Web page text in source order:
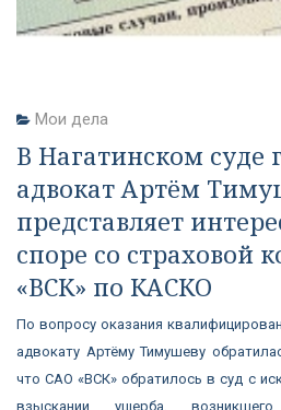
Мои дела
В Нагатинском суде
адвокат Артём
представляет
споре со страховой
«ВСК» по КАСКО
По вопросу оказания
адвокату Артёму Тимушеву
что САО «ВСК» обратилось в суд с
взыскании ущерба,